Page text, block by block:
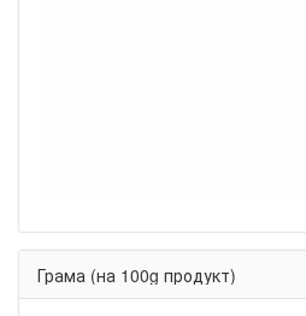
Грама (на 100g продукт)